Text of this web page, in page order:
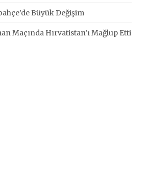
Büyük Değişim
Maçında Hırvatistan’ı Mağlup Etti